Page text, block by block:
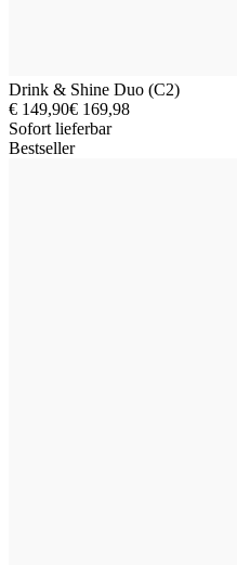
Drink & Shine Duo (C2)
€ 149,90€ 169,98
Sofort lieferbar
Bestseller